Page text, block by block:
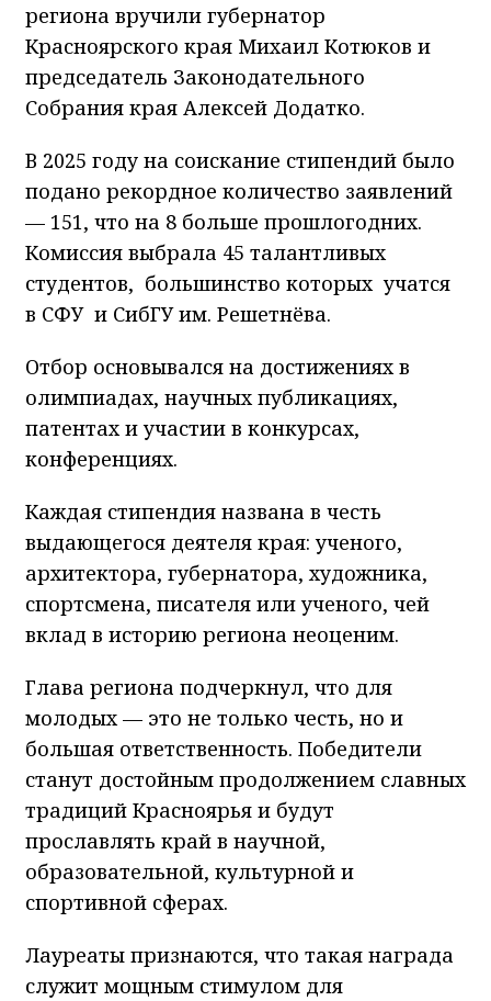
региона вручили губернатор
Красноярского края Михаил Котюков и
председатель Законодательного
Собрания края Алексей Додатко.
В 2025 году на соискание стипендий было
подано рекордное количество заявлений
— 151, что на 8 больше прошлогодних.
Комиссия выбрала 45 талантливых
студентов, большинство которых учатся
в СФУ и СибГУ им. Решетнёва.
Отбор основывался на достижениях в
олимпиадах, научных публикациях,
патентах и участии в конкурсах,
конференциях.
Каждая стипендия названа в честь
выдающегося деятеля края: ученого,
архитектора, губернатора, художника,
спортсмена, писателя или ученого, чей
вклад в историю региона неоценим.
Глава региона подчеркнул, что для
молодых — это не только честь, но и
большая ответственность. Победители
станут достойным продолжением славных
традиций Красноярья и будут
прославлять край в научной,
образовательной, культурной и
спортивной сферах.
Лауреаты признаются, что такая награда
служит мощным стимулом для